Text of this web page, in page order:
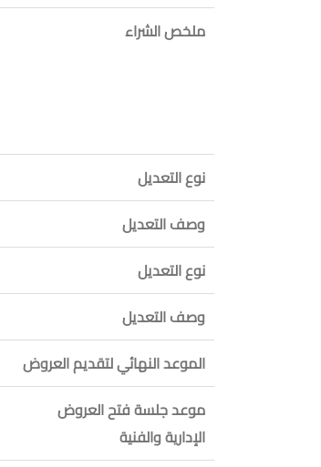
ملخص الشراء
نوع التعديل
وصف التعديل
نوع التعديل
وصف التعديل
الموعد النهائي لتقديم العروض
موعد جلسة فتح العروض
الإدارية والفنية